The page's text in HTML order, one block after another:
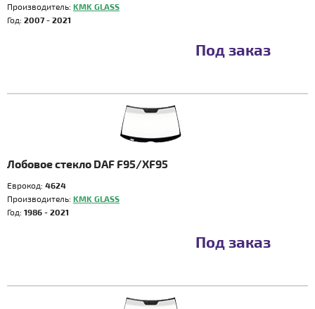
Производитель: KMK GLASS
Год: 2007 - 2021
Под заказ
Лобовое стекло DAF F95/XF95
Еврокод: 4624
Производитель: KMK GLASS
Год: 1986 - 2021
Под заказ